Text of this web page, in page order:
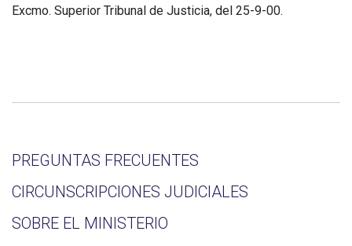
Excmo. Superior Tribunal de Justicia, del 25-9-00.
PREGUNTAS FRECUENTES
CIRCUNSCRIPCIONES JUDICIALES
SOBRE EL MINISTERIO